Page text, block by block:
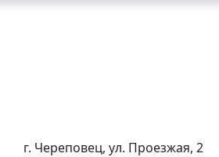
г. Череповец, ул. Проезжая, 2